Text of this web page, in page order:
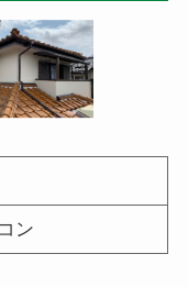
ン